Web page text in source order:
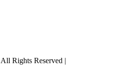
All Rights Reserved |